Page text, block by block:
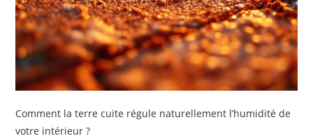
Comment la terre cuite régule naturellement l’humidité de
votre intérieur ?